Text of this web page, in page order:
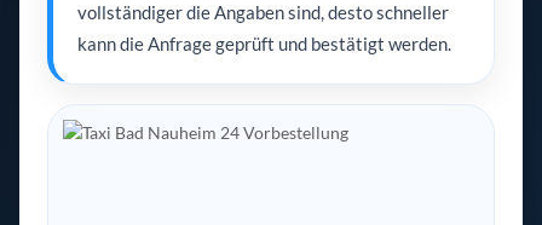
vollständiger die Angaben sind, desto schneller
kann die Anfrage geprüft und bestätigt werden.